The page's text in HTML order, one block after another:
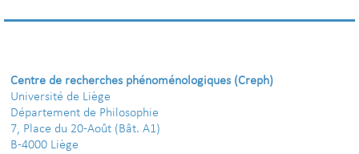
Centre de recherches phénoménologiques (Creph)
Université de Liège
Département de Philosophie
7, Place du 20-Août (Bât. A1)
B-4000 Liège